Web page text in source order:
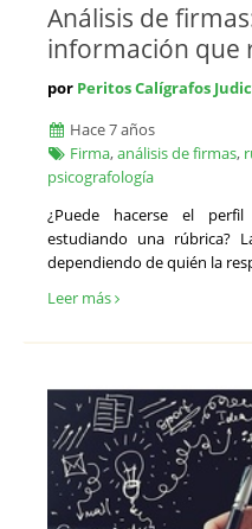
Análisis de
información que
por Peritos Calígrafos
Hace 7 años
Firma,análisis de firmas,
psicografología
¿Puede hacerse el
estudiando una rúbrica?
dependiendo de quién la
Leer más